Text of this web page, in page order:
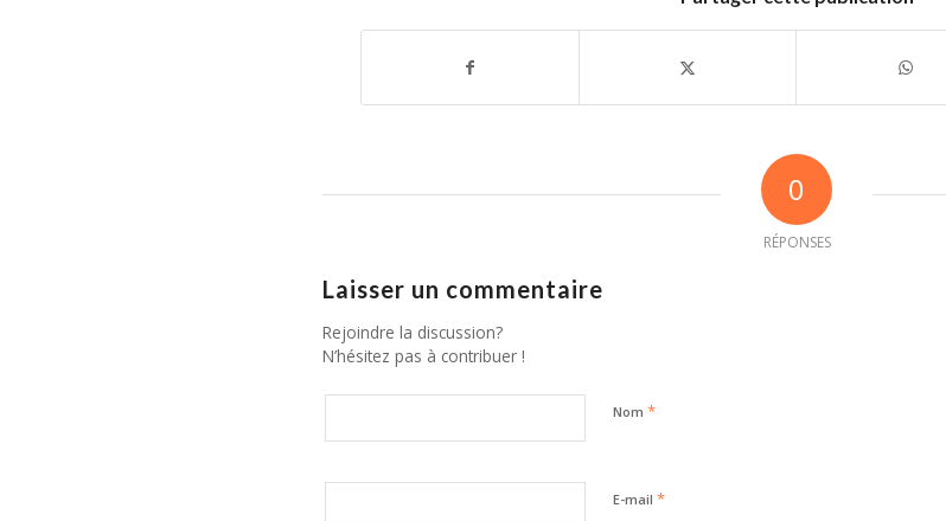
0
RÉPONSES
Laisser un commentaire
Rejoindre la discussion?
N’hésitez pas à contribuer !
Nom *
E-mail *